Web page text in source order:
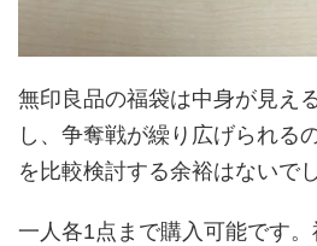
無印良品の福袋は中身が見え
し、争奪戦が繰り広げられる
を比較検討する余裕はないで
一人各1点まで購入可能です